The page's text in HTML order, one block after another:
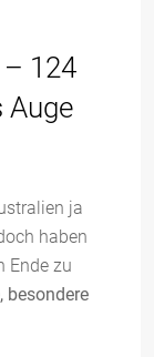
– 124
Auge
ja
haben
Ende zu
besondere